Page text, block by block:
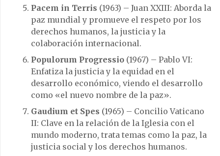
Pacem in Terris (1963) – Juan XXIII: Aborda la
paz mundial y promueve el respeto por los
derechos humanos, la justicia y la
colaboración internacional.
Populorum Progressio (1967) – Pablo VI:
Enfatiza la justicia y la equidad en el
desarrollo económico, viendo el desarrollo
como «el nuevo nombre de la paz».
Gaudium et Spes (1965) – Concilio Vaticano
II: Clave en la relación de la Iglesia con el
mundo moderno, trata temas como la paz, la
justicia social y los derechos humanos.